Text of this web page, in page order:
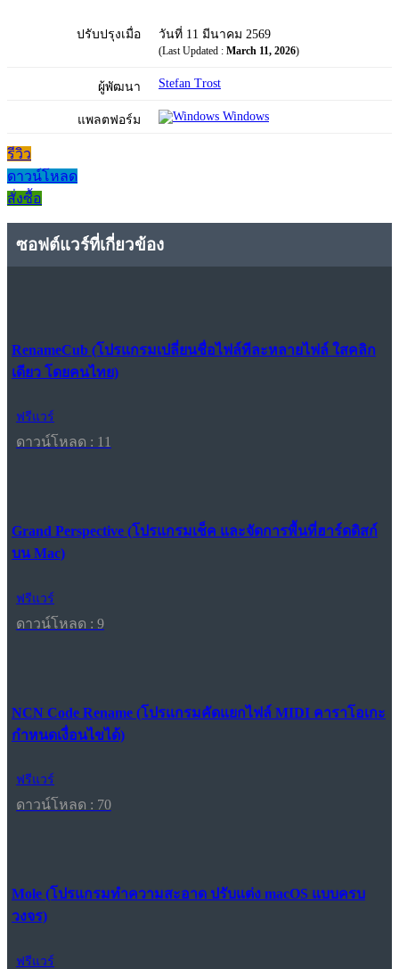
ปรับปรุงเมื่อ วันที่ 11 มีนาคม 2569
(Last Updated : March 11, 2026)
ผู้พัฒนา Stefan Trost
แพลตฟอร์ม Windows
รีวิว
ดาวน์โหลด
สั่งซื้อ
ซอฟต์แวร์ที่เกี่ยวข้อง
RenameCub (โปรแกรมเปลี่ยนชื่อไฟล์ทีละหลายไฟล์ ใสคลิก
เดียว โดยคนไทย)
ฟรีแวร์
ดาวน์โหลด : 11
Grand Perspective (โปรแกรมเช็ค และจัดการพื้นที่ฮาร์ดดิสก์
บน Mac)
ฟรีแวร์
ดาวน์โหลด : 9
NCN Code Rename (โปรแกรมคัดแยกไฟล์ MIDI คาราโอเกะ
กำหนดเงื่อนไขได้)
ฟรีแวร์
ดาวน์โหลด : 70
Mole (โปรแกรมทำความสะอาด ปรับแต่ง macOS แบบครบ
วงจร)
ฟรีแวร์